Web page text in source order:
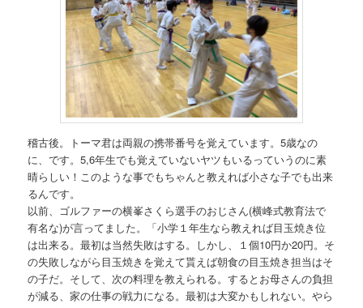
稽古後。トーマ君は両親の携帯番号を覚えています。5歳なの
に、です。5,6年生でも覚えていないヤツもいるっていうのに素
晴らしい！このような事でもちゃんと教えれば小さな子でも出来
るんです。
以前、ゴルファーの横峯さくら選手のおじさん(横峰式教育法で
有名な)が言ってました。「小学１年生なら教えれば目玉焼き位
は出来る。最初は当然失敗はする。しかし、１個10円か20円。そ
の失敗しながら目玉焼きを覚えて貰えば朝食の目玉焼き担当はそ
の子だ。そして、次の料理を教えられる。するとお母さんの負担
が減る、家の仕事の戦力になる。最初は大変かもしれない。やら